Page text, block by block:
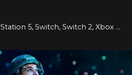
PC, PlayStation 4, PlayStation 5, Switch, Switch 2, Xbox One, Xbox Series